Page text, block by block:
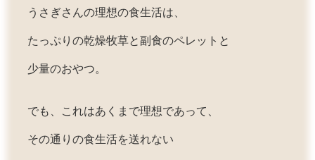
うさぎさんの理想の食生活は、
たっぷりの乾燥牧草と副食のペレットと
少量のおやつ。
でも、これはあくまで理想であって、
その通りの食生活を送れない